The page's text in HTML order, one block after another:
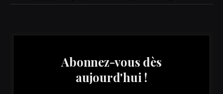
Abonnez-vous dès
aujourd'hui !